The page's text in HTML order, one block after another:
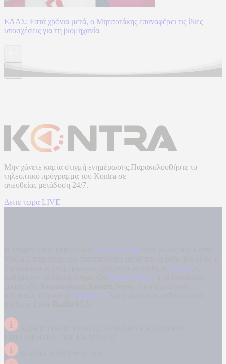
ΕΛΑΣ: Επτά χρόνια μετά, ο Μητσοτάκης επαναφέρει τις ίδιες
υποσχέσεις για τη βιομηχανία
Μην χάνετε καμία στιγμή ενημέρωσης.Παρακολουθήστε το
τηλεοπτικό πρόγραμμα του Kontra σε
απευθείας μετάδοση 24/7.
Δείτε τώρα LIVE
kontranews.gr
Kontra
Kontra News
Filathlos.gr